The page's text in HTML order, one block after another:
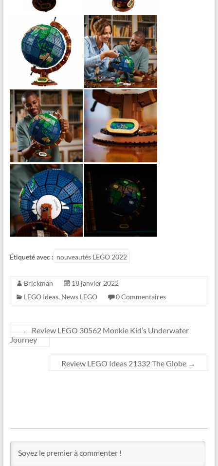
Étiqueté avec : nouveautés LEGO 2022
Brickman
18 janvier 2022
LEGO Ideas, News LEGO 0 Commentaires
←
Review LEGO 30562 Monkie Kid’s Underwater
Journey
Review LEGO Ideas 21332 The Globe →